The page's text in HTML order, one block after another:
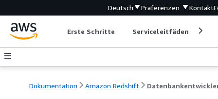
Deutsch Präferenzen Kontakt
Erste Schritte Serviceleitfäden
Dokumentation Amazon Redshift